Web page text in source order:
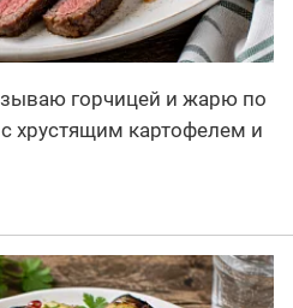
горчицей и жарю по
хрустящим картофелем и